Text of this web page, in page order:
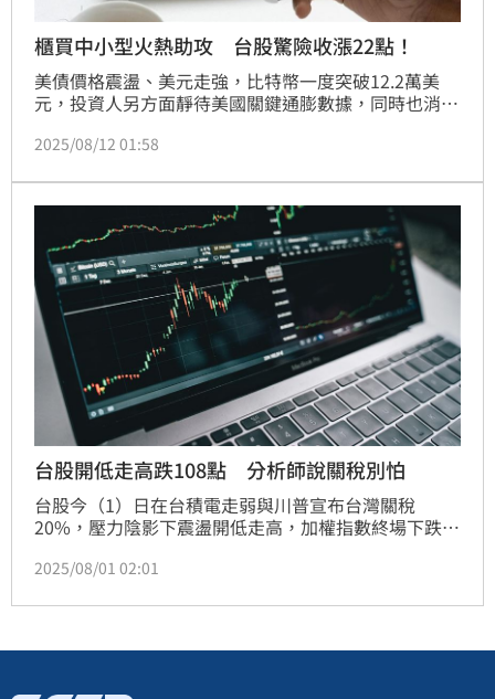
櫃買中小型火熱助攻 台股驚險收漲22點！
美債價格震盪、美元走強，比特幣一度突破12.2萬美
元，投資人另方面靜待美國關鍵通膨數據，同時也消化
股四大指數週一（11）日全數收黑，道瓊跌逾200點。
小幅收紅，加權指數收在24,158.36點，上漲22.86點，
漲幅0.09%，成交金額4,200億元；櫃買指數勁揚
0.9%，收242.36點，成交額1,537億元，表現明顯優於
集中市場。
2025/08/12 01:58
台股開低走高跌108點 分析師說關稅別怕
台股今（1）日在台積電走弱與川普宣布台灣關稅
20%，壓力陰影下震盪開低走高，加權指數終場下跌
3,923.26億元；中小型股表現相對強勢，櫃買指數上漲
1,147.42億元。
2025/08/01 02:01